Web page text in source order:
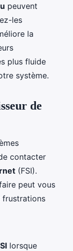
peuvent
les
la
plus fluide
système.
de
contacter
(FSI).
peut vous
frustrations
lorsque